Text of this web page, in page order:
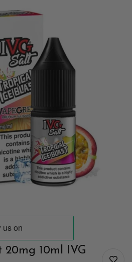
20mg 10ml IVG